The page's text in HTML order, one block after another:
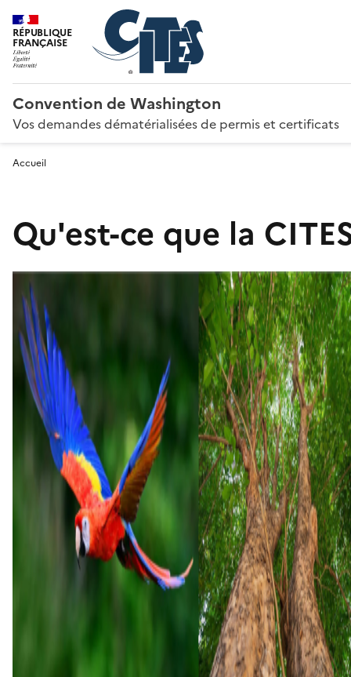
RÉPUBLIQUE
FRANÇAISE
Convention de Washington
Vos demandes dématérialisées de permis et certificats
Accueil
Qu'est-ce que la